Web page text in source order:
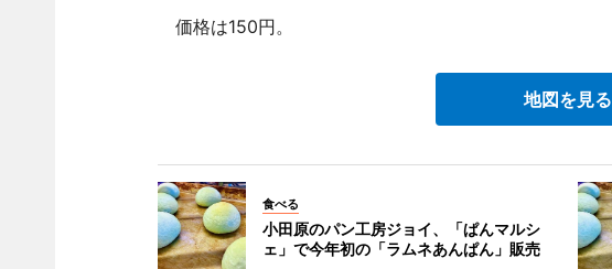
価格は150円。
地図を見る
食べる
小田原のパン工房ジョイ、「ぱんマルシ
ェ」で今年初の「ラムネあんぱん」販売